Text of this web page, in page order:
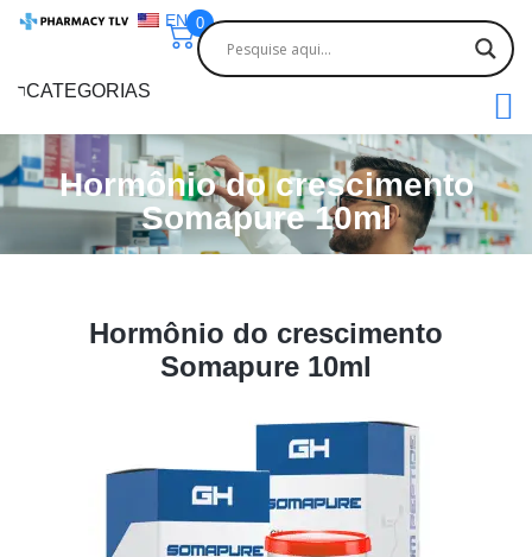
EN 0
CATEGORIAS
Hormônio do crescimento
Somapure 10ml
Hormônio do crescimento
Somapure 10ml